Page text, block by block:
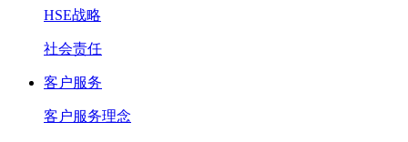
HSE战略
社会责任
客户服务
客户服务理念